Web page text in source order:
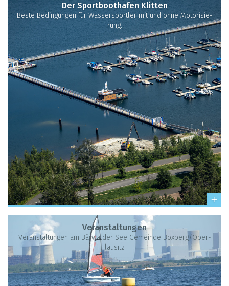
Der Sport­boot­ha­fen Klit­ten
Beste Bedin­gun­gen für Was­ser­sport­ler mit und ohne Moto­ri­sie­
rung.
Ver­an­stal­tun­gen
Ver­an­stal­tun­gen am Bär­wal­der See Gemeinde Box­berg/Ober­
lau­sitz